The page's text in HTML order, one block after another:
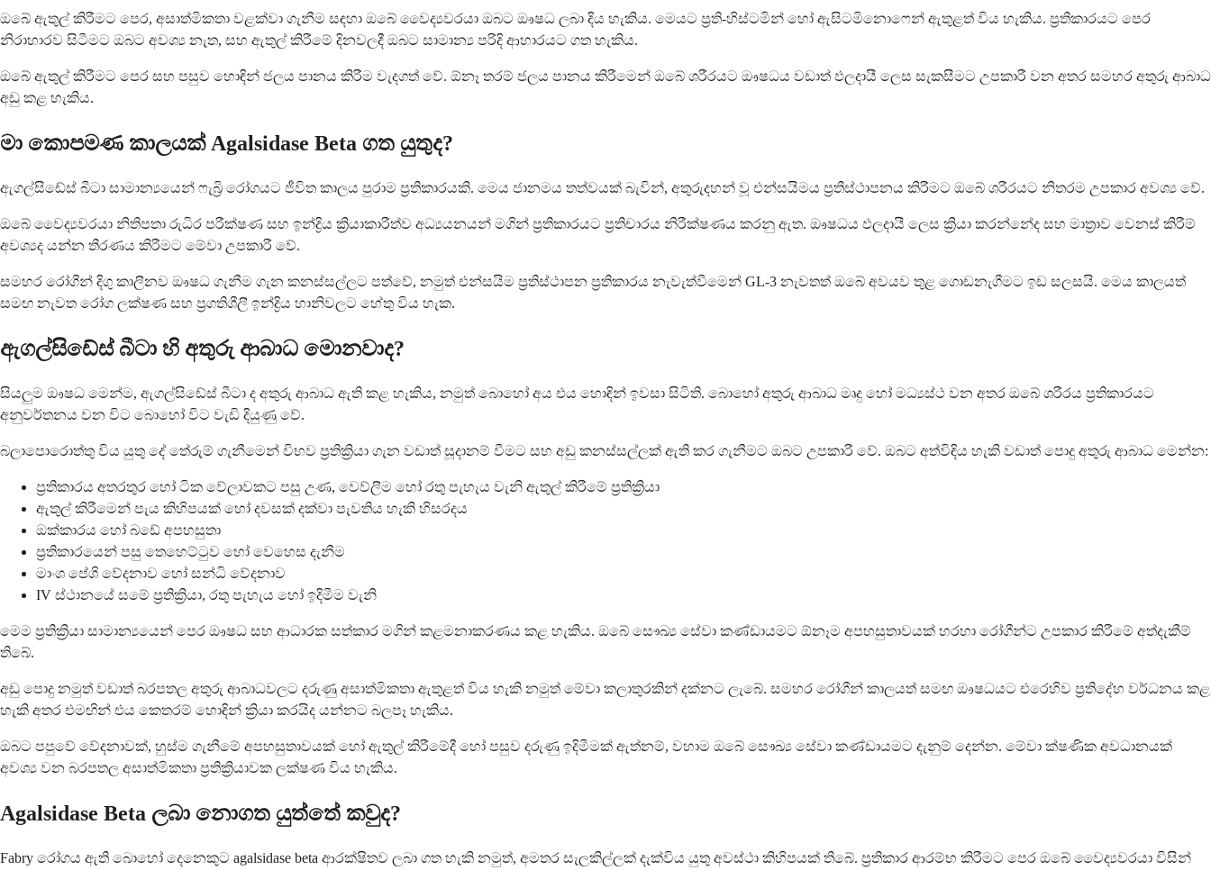
ඔබේ ඇතුල් කිරීමට පෙර, අසාත්මිකතා වළක්වා ගැනීම සඳහා ඔබේ වෛද්‍යවරයා ඔබට ඖෂධ ලබා දිය හැකිය. මෙයට ප්‍රති-හිස්ටමින් හෝ ඇසිටමිනොෆෙන් ඇතුළත් විය හැකිය. ප්‍රතිකාරයට පෙර
නිරාහාරව සිටීමට ඔබට අවශ්‍ය නැත, සහ ඇතුල් කිරීමේ දිනවලදී ඔබට සාමාන්‍ය පරිදි ආහාරයට ගත හැකිය.
ඔබේ ඇතුල් කිරීමට පෙර සහ පසුව හොඳින් ජලය පානය කිරීම වැදගත් වේ. ඕනෑ තරම් ජලය පානය කිරීමෙන් ඔබේ ශරීරයට ඖෂධය වඩාත් ඵලදායී ලෙස සැකසීමට උපකාරී වන අතර සමහර අතුරු ආබාධ
අඩු කළ හැකිය.
මා කොපමණ කාලයක් Agalsidase Beta ගත යුතුද?
ඇගල්සිඩේස් බීටා සාමාන්‍යයෙන් ෆැබ්‍රි රෝගයට ජීවිත කාලය පුරාම ප්‍රතිකාරයකි. මෙය ජානමය තත්වයක් බැවින්, අතුරුදහන් වූ එන්සයිමය ප්‍රතිස්ථාපනය කිරීමට ඔබේ ශරීරයට නිතරම උපකාර අවශ්‍ය වේ.
ඔබේ වෛද්‍යවරයා නිතිපතා රුධිර පරීක්ෂණ සහ ඉන්ද්‍රිය ක්‍රියාකාරීත්ව අධ්‍යයනයන් මගින් ප්‍රතිකාරයට ප්‍රතිචාරය නිරීක්ෂණය කරනු ඇත. ඖෂධය ඵලදායී ලෙස ක්‍රියා කරන්නේද සහ මාත්‍රාව වෙනස් කිරීම්
අවශ්‍යද යන්න තීරණය කිරීමට මේවා උපකාරී වේ.
සමහර රෝගීන් දිගු කාලීනව ඖෂධ ගැනීම ගැන කනස්සල්ලට පත්වේ, නමුත් එන්සයිම ප්‍රතිස්ථාපන ප්‍රතිකාරය නැවැත්වීමෙන් GL-3 නැවතත් ඔබේ අවයව තුළ ගොඩනැගීමට ඉඩ සලසයි. මෙය කාලයත්
සමඟ නැවත රෝග ලක්ෂණ සහ ප්‍රගතිශීලී ඉන්ද්‍රිය හානිවලට හේතු විය හැක.
ඇගල්සිඩේස් බීටා හි අතුරු ආබාධ මොනවාද?
සියලුම ඖෂධ මෙන්ම, ඇගල්සිඩේස් බීටා ද අතුරු ආබාධ ඇති කළ හැකිය, නමුත් බොහෝ අය එය හොඳින් ඉවසා සිටිති. බොහෝ අතුරු ආබාධ මෘදු හෝ මධ්‍යස්ථ වන අතර ඔබේ ශරීරය ප්‍රතිකාරයට
අනුවර්තනය වන විට බොහෝ විට වැඩි දියුණු වේ.
බලාපොරොත්තු විය යුතු දේ තේරුම් ගැනීමෙන් විභව ප්‍රතික්‍රියා ගැන වඩාත් සූදානම් වීමට සහ අඩු කනස්සල්ලක් ඇති කර ගැනීමට ඔබට උපකාරී වේ. ඔබට අත්විඳිය හැකි වඩාත් පොදු අතුරු ආබාධ මෙන්න:
ප්‍රතිකාරය අතරතුර හෝ ටික වේලාවකට පසු උණ, වෙව්ලීම හෝ රතු පැහැය වැනි ඇතුල් කිරීමේ ප්‍රතික්‍රියා
ඇතුල් කිරීමෙන් පැය කිහිපයක් හෝ දවසක් දක්වා පැවතිය හැකි හිසරදය
ඔක්කාරය හෝ බඩේ අපහසුතා
ප්‍රතිකාරයෙන් පසු තෙහෙට්ටුව හෝ වෙහෙස දැනීම
මාංශ පේශි වේදනාව හෝ සන්ධි වේදනාව
IV ස්ථානයේ සමේ ප්‍රතික්‍රියා, රතු පැහැය හෝ ඉදිමීම වැනි
මෙම ප්‍රතික්‍රියා සාමාන්‍යයෙන් පෙර ඖෂධ සහ ආධාරක සත්කාර මගින් කළමනාකරණය කළ හැකිය. ඔබේ සෞඛ්‍ය සේවා කණ්ඩායමට ඕනෑම අපහසුතාවයක් හරහා රෝගීන්ට උපකාර කිරීමේ අත්දැකීම්
තිබේ.
අඩු පොදු නමුත් වඩාත් බරපතල අතුරු ආබාධවලට දරුණු අසාත්මිකතා ඇතුළත් විය හැකි නමුත් මේවා කලාතුරකින් දක්නට ලැබේ. සමහර රෝගීන් කාලයත් සමඟ ඖෂධයට එරෙහිව ප්‍රතිදේහ වර්ධනය කළ
හැකි අතර එමඟින් එය කෙතරම් හොඳින් ක්‍රියා කරයිද යන්නට බලපෑ හැකිය.
ඔබට පපුවේ වේදනාවක්, හුස්ම ගැනීමේ අපහසුතාවයක් හෝ ඇතුල් කිරීමේදී හෝ පසුව දරුණු ඉදිමීමක් ඇත්නම්, වහාම ඔබේ සෞඛ්‍ය සේවා කණ්ඩායමට දැනුම් දෙන්න. මේවා ක්ෂණික අවධානයක්
අවශ්‍ය වන බරපතල අසාත්මිකතා ප්‍රතික්‍රියාවක ලක්ෂණ විය හැකිය.
Agalsidase Beta ලබා නොගත යුත්තේ කවුද?
Fabry රෝගය ඇති බොහෝ දෙනෙකුට agalsidase beta ආරක්ෂිතව ලබා ගත හැකි නමුත්, අමතර සැලකිල්ලක් දැක්විය යුතු අවස්ථා කිහිපයක් තිබේ. ප්‍රතිකාර ආරම්භ කිරීමට පෙර ඔබේ වෛද්‍යවරයා විසින්